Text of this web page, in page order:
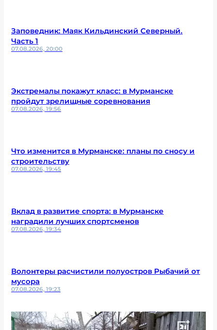
Заповедник: Маяк Кильдинский Северный.
Часть 1
07.08.2026, 20:00
Экстремалы покажут класс: в Мурманске
пройдут зрелищные соревнования
07.08.2026, 19:56
Что изменится в Мурманске: планы по сносу и
строительству
07.08.2026, 19:45
Вклад в развитие спорта: в Мурманске
наградили лучших спортсменов
07.08.2026, 19:34
Волонтеры расчистили полуостров Рыбачий от
мусора
07.08.2026, 19:23